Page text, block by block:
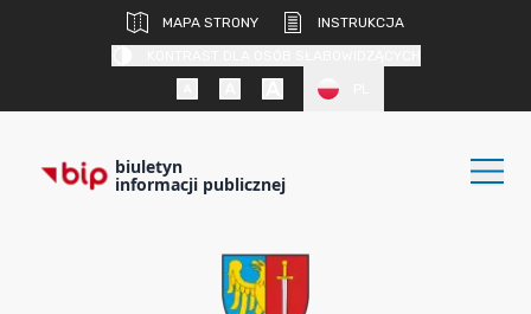
MAPA STRONY
INSTRUKCJA
biuletyn
informacji publicznej